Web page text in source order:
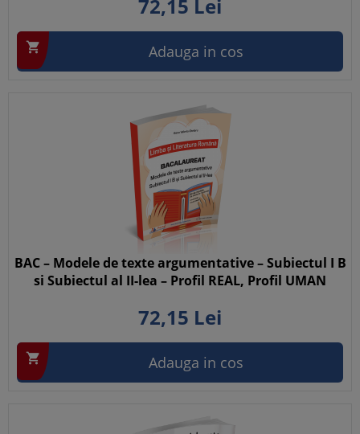
72,15 Lei
 Adauga in cos
BAC – Modele de texte argumentative – Subiectul I B
si Subiectul al II-lea – Profil REAL, Profil UMAN
72,15 Lei
 Adauga in cos